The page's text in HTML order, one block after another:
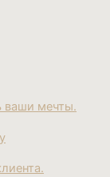
ваши мечты.